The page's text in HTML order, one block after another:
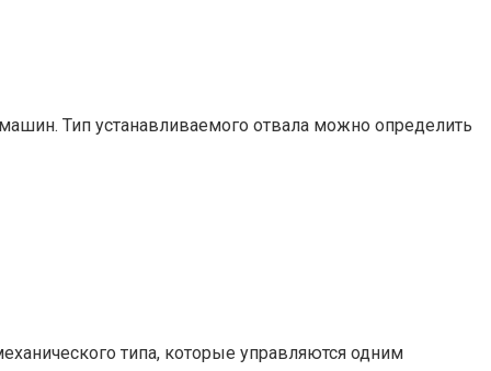
Тип устанавливаемого отвала можно определить
типа, которые управляются одним